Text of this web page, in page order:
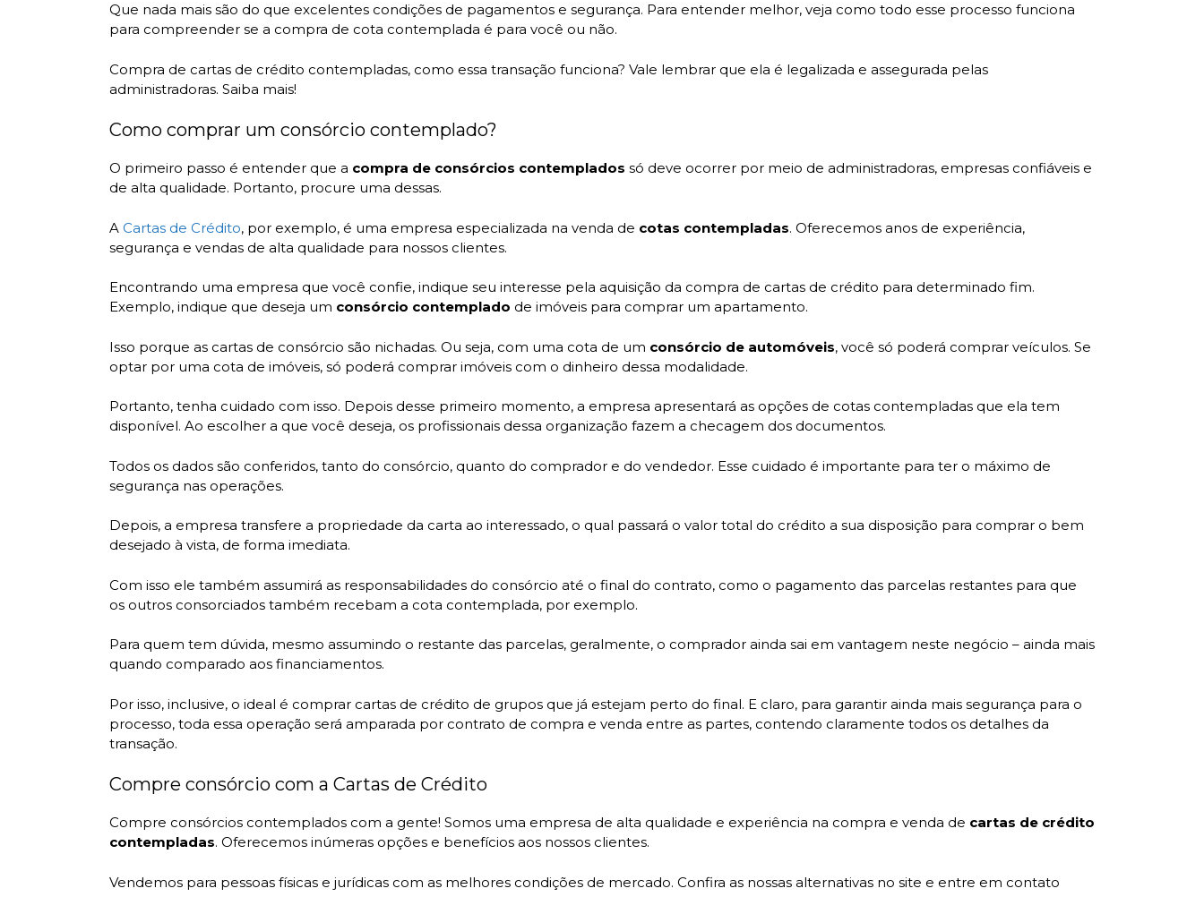
Que nada mais são do que excelentes condições de pagamentos e segurança. Para entender melhor, veja como todo esse processo funciona
para compreender se a compra de cota contemplada é para você ou não.
Compra de cartas de crédito contempladas, como essa transação funciona? Vale lembrar que ela é legalizada e assegurada pelas
administradoras. Saiba mais!
Como comprar um consórcio contemplado?
O primeiro passo é entender que a compra de consórcios contemplados só deve ocorrer por meio de administradoras, empresas confiáveis e
de alta qualidade. Portanto, procure uma dessas.
A Cartas de Crédito, por exemplo, é uma empresa especializada na venda de cotas contempladas. Oferecemos anos de experiência,
segurança e vendas de alta qualidade para nossos clientes.
Encontrando uma empresa que você confie, indique seu interesse pela aquisição da compra de cartas de crédito para determinado fim.
Exemplo, indique que deseja um consórcio contemplado de imóveis para comprar um apartamento.
Isso porque as cartas de consórcio são nichadas. Ou seja, com uma cota de um consórcio de automóveis, você só poderá comprar veículos. Se
optar por uma cota de imóveis, só poderá comprar imóveis com o dinheiro dessa modalidade.
Portanto, tenha cuidado com isso. Depois desse primeiro momento, a empresa apresentará as opções de cotas contempladas que ela tem
disponível. Ao escolher a que você deseja, os profissionais dessa organização fazem a checagem dos documentos.
Todos os dados são conferidos, tanto do consórcio, quanto do comprador e do vendedor. Esse cuidado é importante para ter o máximo de
segurança nas operações.
Depois, a empresa transfere a propriedade da carta ao interessado, o qual passará o valor total do crédito a sua disposição para comprar o bem
desejado à vista, de forma imediata.
Com isso ele também assumirá as responsabilidades do consórcio até o final do contrato, como o pagamento das parcelas restantes para que
os outros consorciados também recebam a cota contemplada, por exemplo.
Para quem tem dúvida, mesmo assumindo o restante das parcelas, geralmente, o comprador ainda sai em vantagem neste negócio – ainda mais
quando comparado aos financiamentos.
Por isso, inclusive, o ideal é comprar cartas de crédito de grupos que já estejam perto do final. E claro, para garantir ainda mais segurança para o
processo, toda essa operação será amparada por contrato de compra e venda entre as partes, contendo claramente todos os detalhes da
transação.
Compre consórcio com a Cartas de Crédito
Compre consórcios contemplados com a gente! Somos uma empresa de alta qualidade e experiência na compra e venda de cartas de crédito
contempladas. Oferecemos inúmeras opções e benefícios aos nossos clientes.
Vendemos para pessoas físicas e jurídicas com as melhores condições de mercado. Confira as nossas alternativas no site e entre em contato